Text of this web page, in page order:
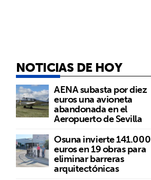
NOTICIAS DE HOY
AENA subasta por diez
euros una avioneta
abandonada en el
Aeropuerto de Sevilla
Osuna invierte 141.000
euros en 19 obras para
eliminar barreras
arquitectónicas